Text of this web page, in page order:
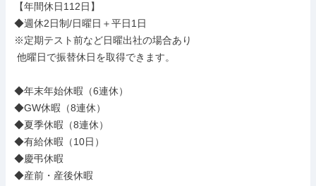
【年間休日112日】
◆週休2日制/日曜日＋平日1日
※定期テスト前など日曜出社の場合あり
◆年末年始休暇（6連休）
◆GW休暇（8連休）
◆夏季休暇（8連休）
◆有給休暇（10日）
◆慶弔休暇
◆産前・産後休暇